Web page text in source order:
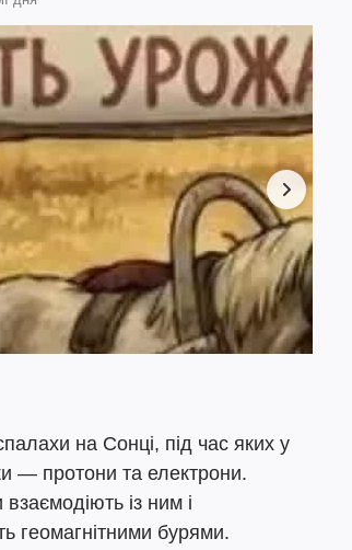
на Сонці, під час яких у
— протони та електрони.
із ним і
геомагнітними бурями.